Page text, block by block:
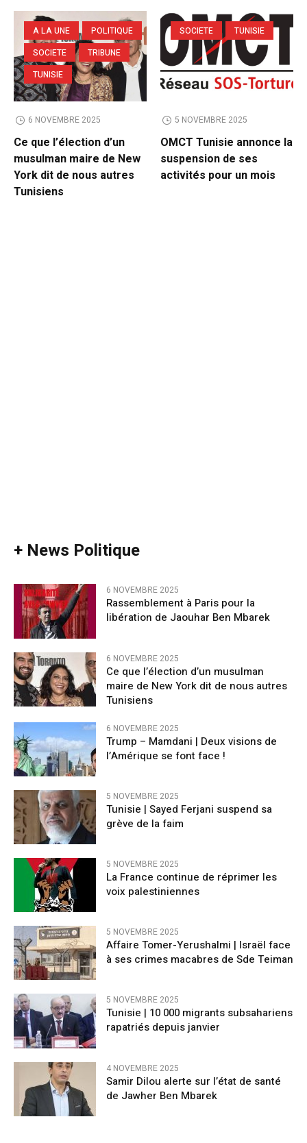
A LA UNE
POLITIQUE
SOCIETE
TRIBUNE
TUNISIE
6 NOVEMBRE 2025
Ce que l’élection d’un
musulman maire de New
York dit de nous autres
Tunisiens
SOCIETE TUNISIE
5 NOVEMBRE 2025
OMCT Tunisie annonce la
suspension de ses
activités pour un mois
+ News Politique
6 NOVEMBRE 2025
Rassemblement à Paris pour la
libération de Jaouhar Ben Mbarek
6 NOVEMBRE 2025
Ce que l’élection d’un musulman
maire de New York dit de nous autres
Tunisiens
6 NOVEMBRE 2025
Trump – Mamdani | Deux visions de
l’Amérique se font face !
5 NOVEMBRE 2025
Tunisie | Sayed Ferjani suspend sa
grève de la faim
5 NOVEMBRE 2025
La France continue de réprimer les
voix palestiniennes
5 NOVEMBRE 2025
Affaire Tomer-Yerushalmi | Israël face
à ses crimes macabres de Sde Teiman
5 NOVEMBRE 2025
Tunisie | 10 000 migrants subsahariens
rapatriés depuis janvier
4 NOVEMBRE 2025
Samir Dilou alerte sur l’état de santé
de Jawher Ben Mbarek